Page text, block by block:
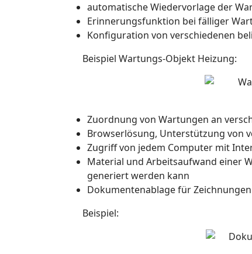
automatische Wiedervorlage der
Erinnerungsfunktion bei fälliger
Konfiguration von verschiedenen
Beispiel Wartungs-Objekt Heizung:
Zuordnung von Wartungen an
Browserlösung, Unterstützung von
Zugriff von jedem Computer mit
Material und Arbeitsaufwand einer
generiert werden kann
Dokumentenablage für
Beispiel: